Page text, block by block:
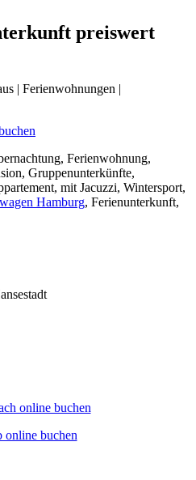
preiswert
| Ferienwohnungen |
Ferienwohnung,
Gruppenunterkünfte,
mit Jacuzzi, Wintersport,
Hamburg, Ferienunterkunft,
online buchen